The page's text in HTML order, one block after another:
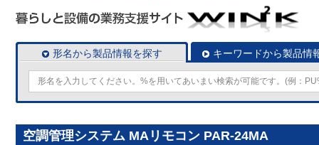
形名から製品情報を探す キーワードから製品情
空調管理システム MAリモコン PAR-24MA